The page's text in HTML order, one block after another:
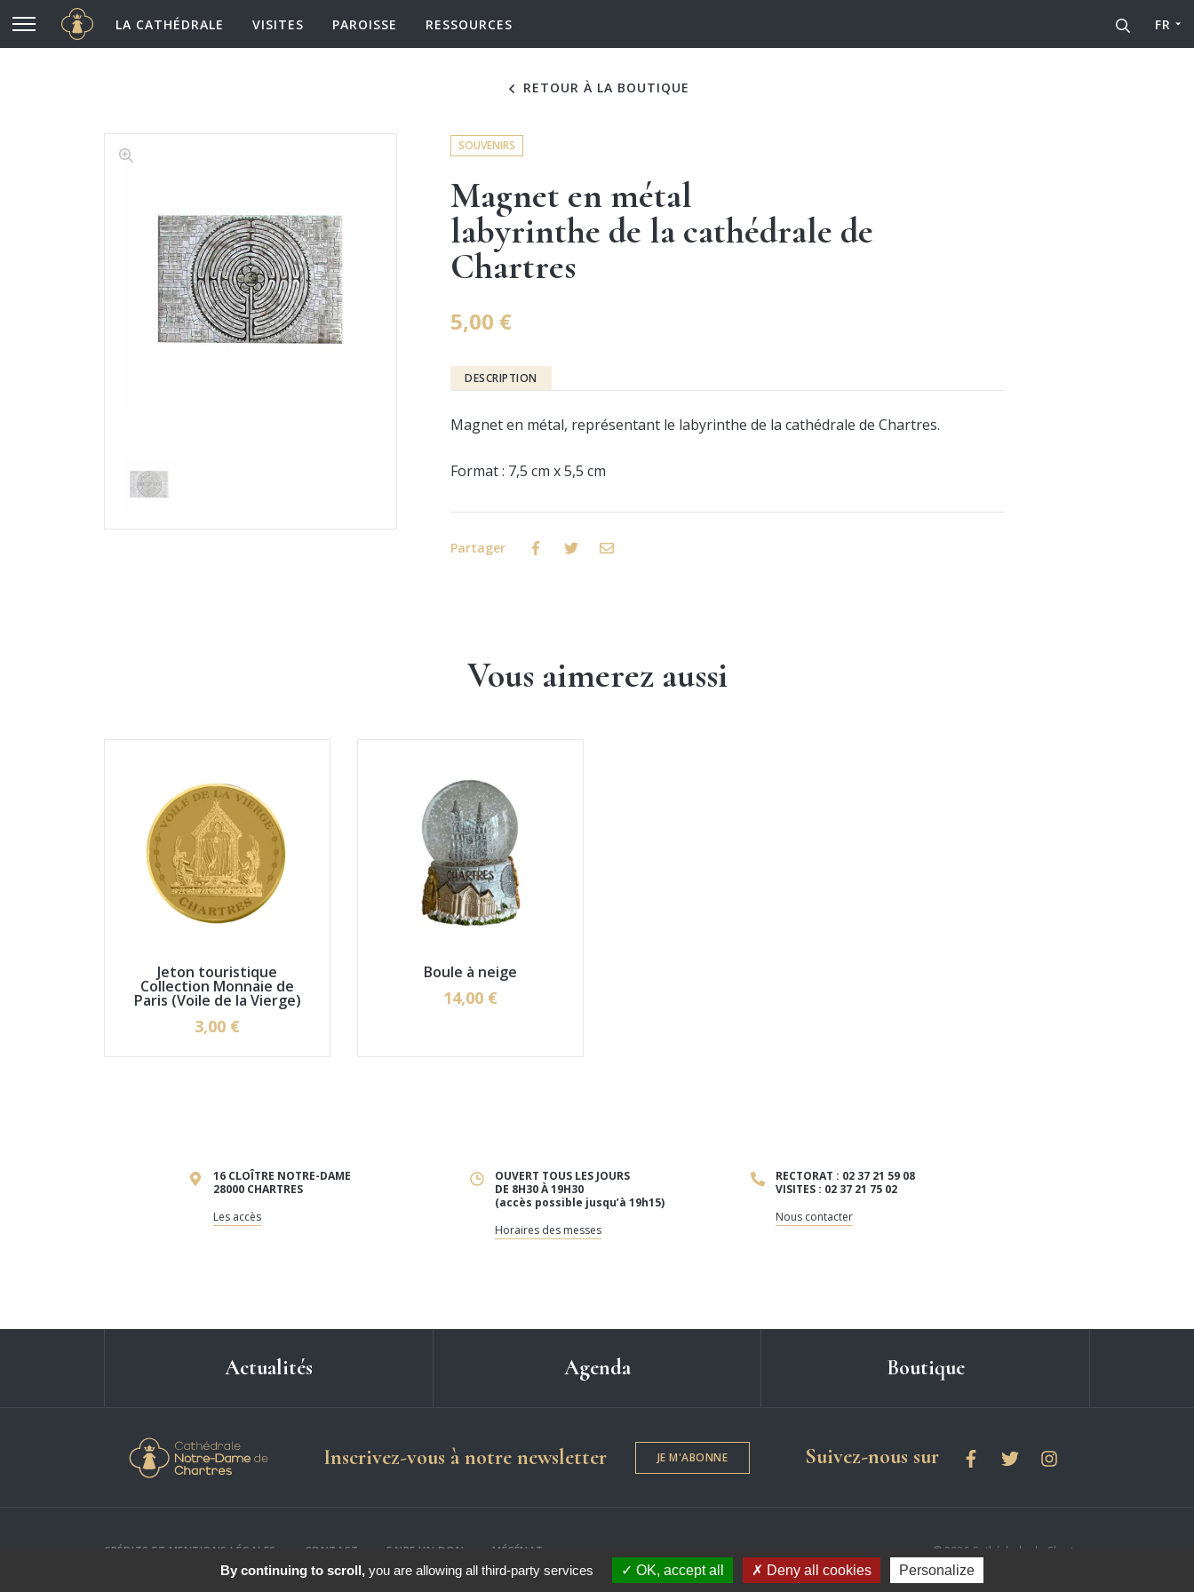
Aller au contenu principal
Cathédrale Notre-Dame de Chartres
LA CATHÉDRALE VISITES PAROISSE RESSOURCES FR
RETOUR À LA BOUTIQUE
SOUVENIRS
Magnet en métal
labyrinthe de la cathédrale de
Chartres
5,00 €
DESCRIPTION
Magnet en métal, représentant le labyrinthe de la cathédrale de Chartres.
Format : 7,5 cm x 5,5 cm
Partager FacebookTwitterEmail
Vous aimerez aussi
Jeton touristique
Collection Monnaie de
Paris (Voile de la Vierge)
3,00 €
Boule à neige
14,00 €
16 CLOÎTRE NOTRE-DAME
28000 CHARTRES
Les accès
OUVERT TOUS LES JOURS
DE 8H30 À 19H30
(accès possible jusqu’à 19h15)
Horaires des messes
RECTORAT : 02 37 21 59 08
VISITES : 02 37 21 75 02
Nous contacter
Actualités Agenda Boutique
Cathédrale Notre-Dame de Chartres
Inscrivez-vous à notre newsletter JE M'ABONNE Suivez-nous surles réseaux sociaux
FacebookTwitterInstagram
CRÉDITS ET MENTIONS LÉGALES CONTACT FAIRE UN DON MÉCÉNAT
© 2026 Cathédrale de Chartres
By continuing to scroll,you are allowing all third-party services OK, accept all Deny all cookies Personalize